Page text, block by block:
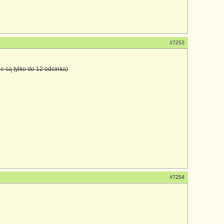
#7253
są tylko do 12 odcinka)
#7254